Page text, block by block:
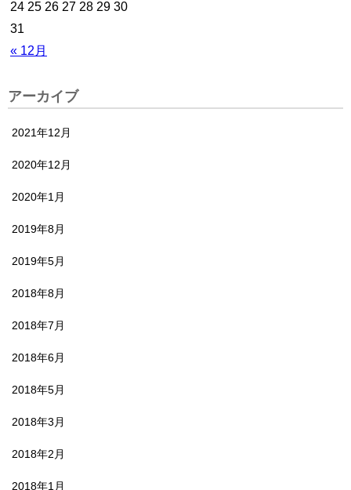
« 12月
24 25 26 27 28 29 30
31
アーカイブ
2021年12月
2020年12月
2020年1月
2019年8月
2019年5月
2018年8月
2018年7月
2018年6月
2018年5月
2018年3月
2018年2月
2018年1月